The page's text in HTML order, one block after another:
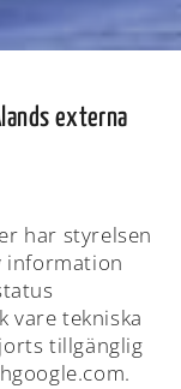
externa
har styrelsen
information
vare tekniska
tillgänglig